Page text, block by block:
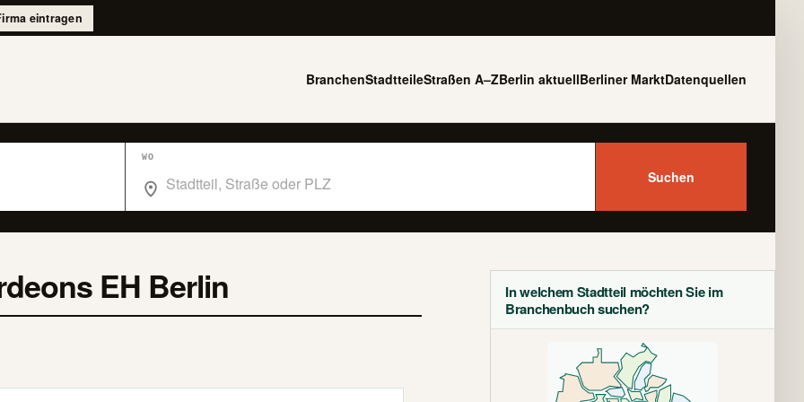
eintragen
BranchenStadtteileStraßen A–ZBerlin aktuellBerliner MarktDatenquellen
WO
Suchen
In welchem Stadtteil möchten Sie im
Branchenbuch suchen?
EH Berlin